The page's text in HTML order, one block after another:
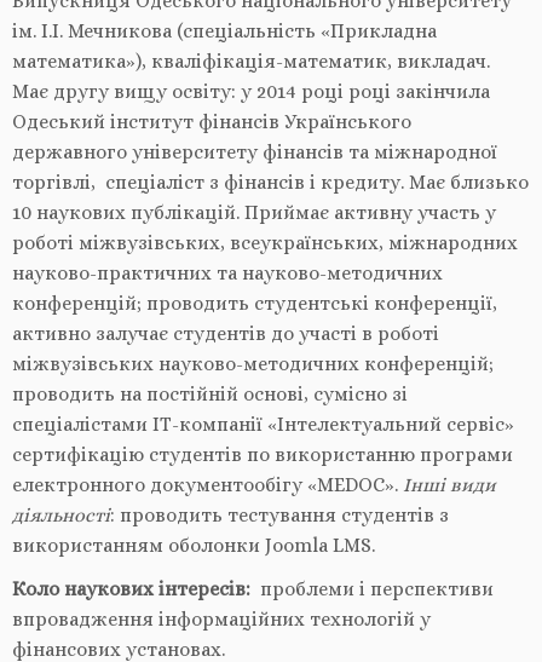
ім. І.І. Мечникова (спеціальність «Прикладна
математика»), кваліфікація-математик, викладач.
Має другу вищу освіту: у 2014 році році закінчила
Одеський інститут фінансів Українського
державного університету фінансів та міжнародної
торгівлі, спеціаліст з фінансів і кредиту. Має близько
10 наукових публікацій. Приймає активну участь у
роботі міжвузівських, всеукраїнських, міжнародних
науково-практичних та науково-методичних
конференцій; проводить студентські конференції,
активно залучає студентів до участі в роботі
міжвузівських науково-методичних конференцій;
проводить на постійній основі, сумісно зі
спеціалістами ІТ-компанії «Інтелектуальний сервіс»
сертифікацію студентів по використанню програми
електронного документообігу «MEDOC». Інші види
діяльності: проводить тестування студентів з
використанням оболонки Joomla LMS.
Коло наукових інтересів: проблеми і перспективи
впровадження інформаційних технологій у
фінансових установах.